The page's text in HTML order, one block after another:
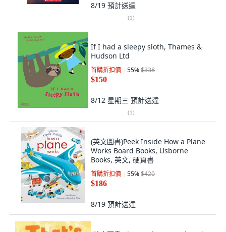
8/19 預計送達
(1)
If I had a sleepy sloth, Thames &
Hudson Ltd
首購折扣價 55%$338
$150
8/12 星期三 預計送達
(1)
(英文圖書)Peek Inside How a Plane
Works Board Books, Usborne
Books, 英文, 硬頁書
首購折扣價 55%$420
$186
8/19 預計送達